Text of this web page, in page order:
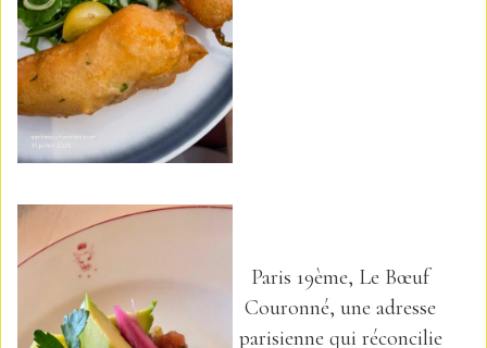
Paris 19ème, Le Bœuf
Couronné, une adresse
parisienne qui réconcilie